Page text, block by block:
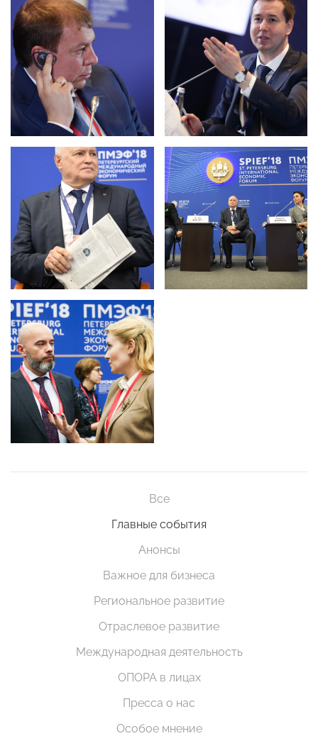
Все
Главные события
Анонсы
Важное для бизнеса
Региональное развитие
Отраслевое развитие
Международная деятельность
ОПОРА в лицах
Пресса о нас
Особое мнение